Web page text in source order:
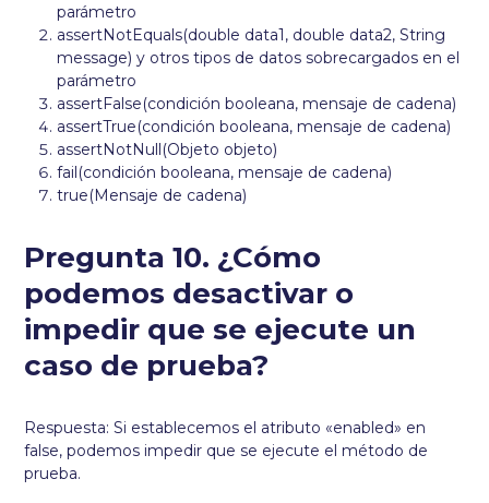
parámetro
assertNotEquals(double data1, double data2, String
message) y otros tipos de datos sobrecargados en el
parámetro
assertFalse(condición booleana, mensaje de cadena)
assertTrue(condición booleana, mensaje de cadena)
assertNotNull(Objeto objeto)
fail(condición booleana, mensaje de cadena)
true(Mensaje de cadena)
Pregunta 10. ¿Cómo
podemos desactivar o
impedir que se ejecute un
caso de prueba?
Respuesta: Si establecemos el atributo «enabled» en
false, podemos impedir que se ejecute el método de
prueba.